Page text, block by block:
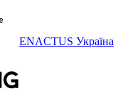
ENACTUS Україна